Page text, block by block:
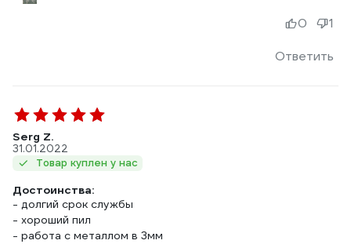
Ответить
0 1
Serg Z.
31.01.2022
Товар куплен у нас
Достоинства:
- долгий срок службы
- хороший пил
- работа с металлом в 3мм